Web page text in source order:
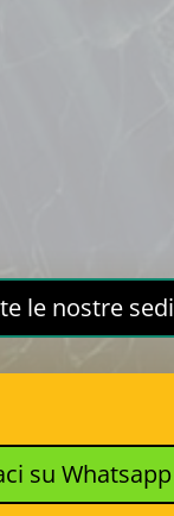
le nostre sedi
su Whatsapp